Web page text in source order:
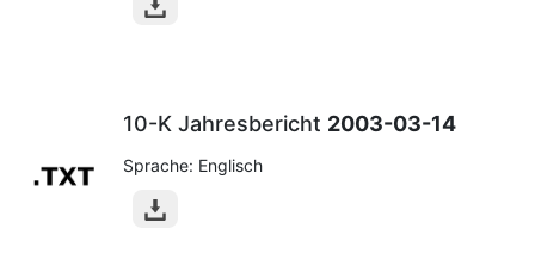
10-K Jahresbericht 2003-03-14
Sprache: Englisch